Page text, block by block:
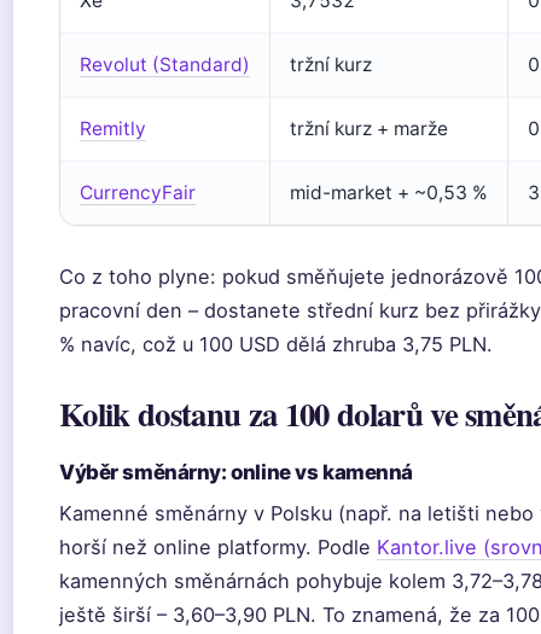
Revolut (Standard) tržní kurz
Remitly tržní kurz + marže
CurrencyFair mid-market + ~0,53 %
Co z toho plyne: pokud směňujete jednorázově
pracovní den – dostanete střední kurz bez
% navíc, což u 100 USD dělá zhruba 3,75 PLN.
Kolik dostanu za 100 dolarů ve
Výběr směnárny: online vs kamenná
Kamenné směnárny v Polsku (např. na letišti
horší než online platformy. Podle Kantor.live
kamenných směnárnách pohybuje kolem
ještě širší – 3,60–3,90 PLN. To znamená, že za